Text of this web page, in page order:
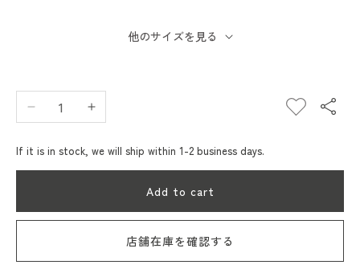
他のサイズを見る
Decrease
for
CHAPELIER
Charm)
Increase
for
CHAPELIER
Charm)
If it is in stock, we will ship within 1-2 business days.
Add to cart
店舗在庫を確認する